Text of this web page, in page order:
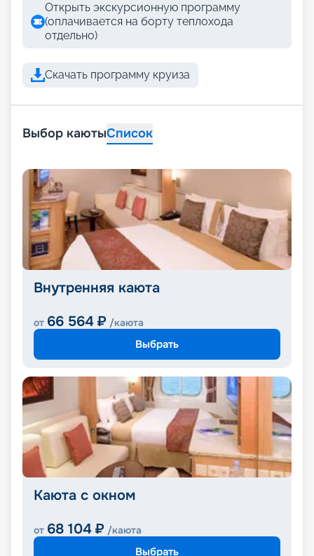
Открыть экскурсионную программу
(оплачивается на борту теплохода
отдельно)
Скачать программу круиза
Выбор каютыСписок
Внутренняя каюта
от 66 564 ₽ /каюта
Выбрать
Каюта с окном
от 68 104 ₽ /каюта
Выбрать